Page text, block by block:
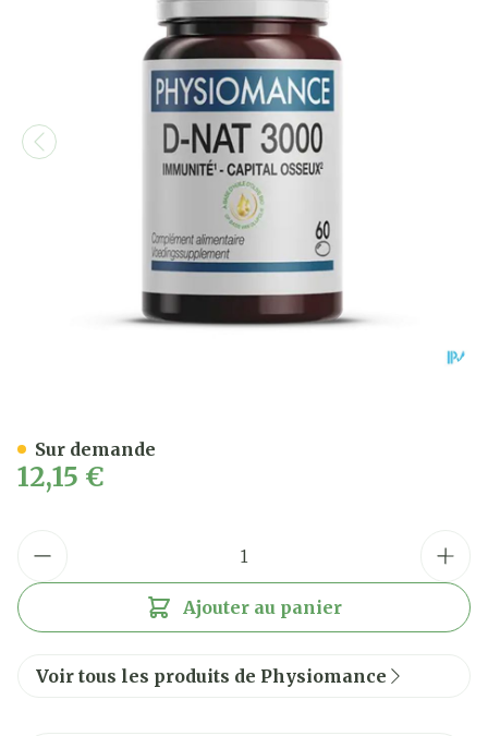
12,15 €
Ajouter au panier
Sur demande
Voir tous les produits de Physiomance